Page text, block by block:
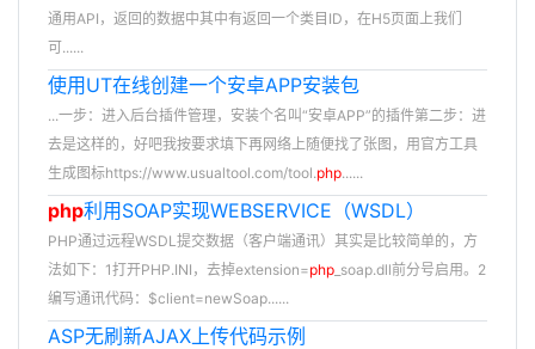
通用API，返回的数据中其中有返回一个类目ID，在H5页面上我们
可......
使用UT在线创建一个安卓APP安装包
...一步：进入后台插件管理，安装个名叫“安卓APP”的插件第二步：进
去是这样的，好吧我按要求填下再网络上随便找了张图，用官方工具
生成图标https://www.usualtool.com/tool.php......
php利用SOAP实现WEBSERVICE（WSDL）
PHP通过远程WSDL提交数据（客户端通讯）其实是比较简单的，方
法如下：1打开PHP.INI，去掉extension=php _soap.dll前分号启用。2
编写通讯代码：$client=newSoap......
ASP无刷新AJAX上传代码示例